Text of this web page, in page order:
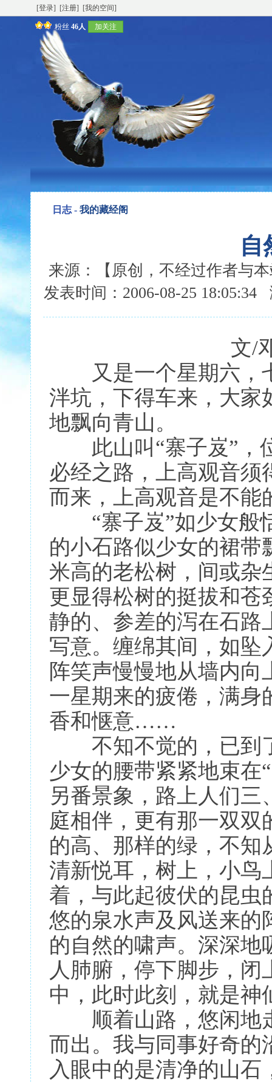
[登录] [注册] [我的空间]
粉丝 46人 加关注
日志 - 我的藏经阁
自
来源：【原创，不经过作者与
发表时间：2006-08-25
文
又是一个星期六，
泮坑，下得车来，大家
地飘向青山。
此山叫“寨子岌”，
必经之路，上高观音须
而来，上高观音是不能
“寨子岌”如少女般
的小石路似少女的裙带
米高的老松树，间或杂
更显得松树的挺拔和苍
静的、参差的泻在石路
写意。缠绵其间，如坠
阵笑声慢慢地从墙内
一星期来的疲倦，满身
香和惬意……
不知不觉的，已到
少女的腰带紧紧地束在
另番景象，路上人们
庭相伴，更有那一双
的高、那样的绿，不知
清新悦耳，树上，小鸟
着，与此起彼伏的昆虫
悠的泉水声及风送来的
的自然的啸声。深深地
人肺腑，停下脚步，
中，此时此刻，就是神
顺着山路，悠闲地
而出。我与同事好奇的
入眼中的是清净的山